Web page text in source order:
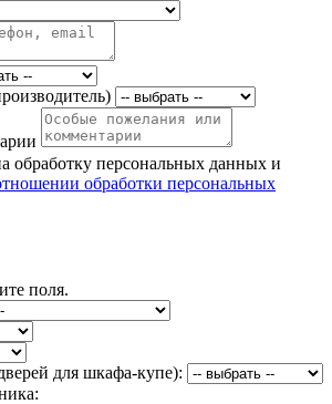
обработку персональных данных и
обработки персональных
поля.
для шкафа-купе):